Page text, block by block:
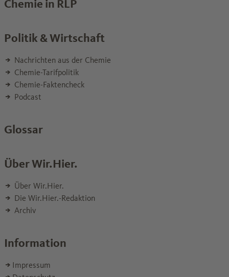
Chemie in RLP
Politik & Wirtschaft
Nachrichten aus der Chemie
Chemie-Tarifpolitik
Chemie-Faktencheck
Podcast
Glossar
Über Wir.Hier.
Über Wir.Hier.
Die Wir.Hier.-Redaktion
Archiv
Information
Impressum